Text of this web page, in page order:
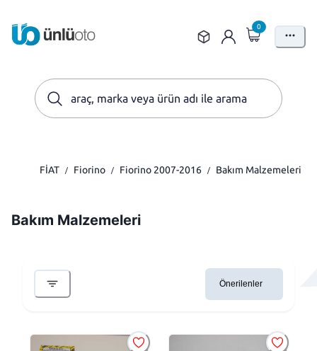
0
FİAT / Fiorino / Fiorino 2007-2016 / Bakım Malzemeleri
Bakım Malzemeleri